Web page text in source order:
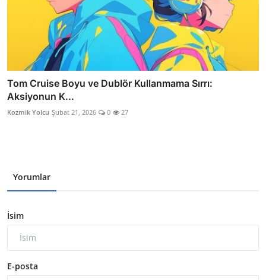
Tom Cruise Boyu ve Dublör Kullanmama Sırrı:
Aksiyonun K...
Kozmik Yolcu Şubat 21, 2026 0 27
Yorumlar
İsim
E-posta